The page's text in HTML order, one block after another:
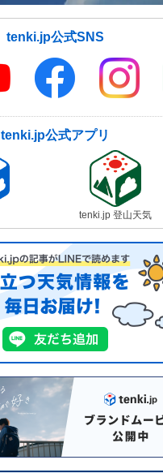
tenki.jp公式SNS
tenki.jp公式アプリ
tenki.jp 登山天気